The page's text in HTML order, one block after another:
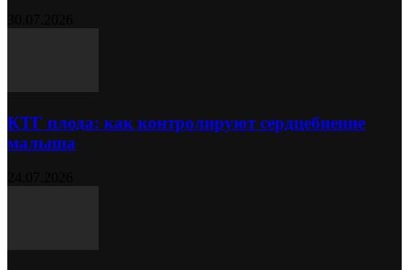
КТГ плода: как контролируют сердцебиение
малыша